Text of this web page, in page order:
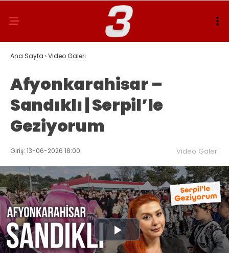
Ana Sayfa ›Video Galeri
Afyonkarahisar –
Sandıklı | Serpil’le
Geziyorum
Giriş: 13-06-2026 18:00 Video Galeri
Play